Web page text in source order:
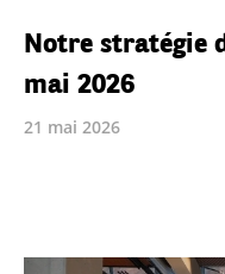
Notre stratégie
mai 2026
21 mai 2026